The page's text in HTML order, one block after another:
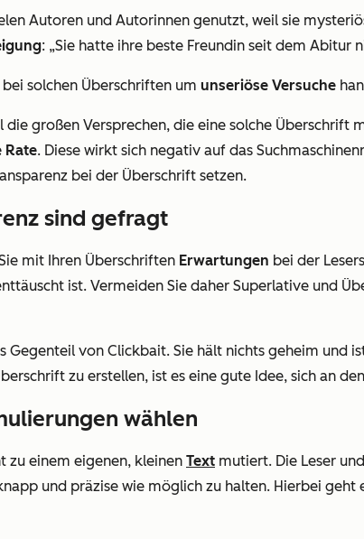
Autoren und Autorinnen genutzt, weil sie
: „Sie hatte ihre beste Freundin seit dem Abitur
solchen Überschriften um unseriöse Versuche
großen Versprechen, die eine solche
Rate. Diese wirkt sich negativ auf das
bei der Überschrift setzen.
sind gefragt
mit Ihren Überschriften Erwartungen bei der
ist. Vermeiden Sie daher Superlative und
Gegenteil von Clickbait. Sie hält nichts geheim und
zu erstellen, ist es eine gute Idee, sich an
wählen
zu einem eigenen, kleinen Text mutiert. Die Leser
und präzise wie möglich zu halten. Hierbei